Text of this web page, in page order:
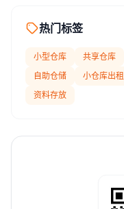
热门标签
小型仓库 共享仓库
自助仓储
小仓库出租
资料存放